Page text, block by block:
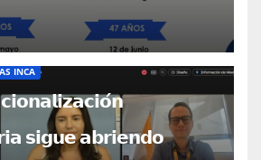
INCA
𝘀𝗶𝗴𝘂𝗲 𝗮𝗯𝗿𝗶𝗲𝗻𝗱𝗼